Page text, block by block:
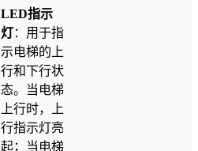
LED指示
灯：用于指
示电梯的上
行和下行状
态。当电梯
上行时，上
行指示灯亮
起；当电梯